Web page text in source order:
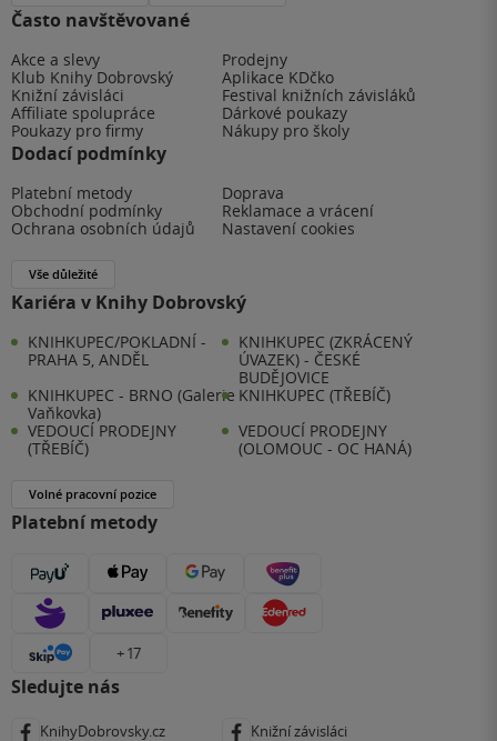
Často navštěvované
Akce a slevy
Prodejny
Klub Knihy Dobrovský
Aplikace KDčko
Knižní závisláci
Festival knižních závisláků
Affiliate spolupráce
Dárkové poukazy
Poukazy pro firmy
Nákupy pro školy
Dodací podmínky
Platební metody
Doprava
Obchodní podmínky
Reklamace a vrácení
Ochrana osobních údajů
Nastavení cookies
Vše důležité
Kariéra v Knihy Dobrovský
KNIHKUPEC/POKLADNÍ -
PRAHA 5, ANDĚL
KNIHKUPEC (ZKRÁCENÝ
ÚVAZEK) - ČESKÉ
BUDĚJOVICE
KNIHKUPEC - BRNO (Galerie
Vaňkovka)
KNIHKUPEC (TŘEBÍČ)
VEDOUCÍ PRODEJNY
(TŘEBÍČ)
VEDOUCÍ PRODEJNY
(OLOMOUC - OC HANÁ)
Volné pracovní pozice
Platební metody
+ 17
Sledujte nás
KnihyDobrovsky.cz Knižní závisláci